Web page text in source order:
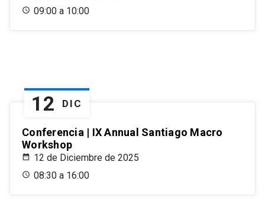
09:00 a 10:00
12 DIC
Conferencia | IX Annual Santiago Macro
Workshop
12 de Diciembre de 2025
08:30 a 16:00